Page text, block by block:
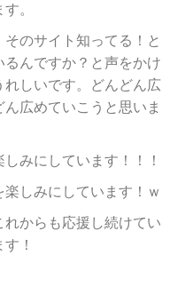
。
のサイト知ってる！と
んですか？と声をかけ
れしいです。どんどん広
広めていこうと思いま
みにしています！！！
しみにしています！ｗ
からも応援し続けてい
！